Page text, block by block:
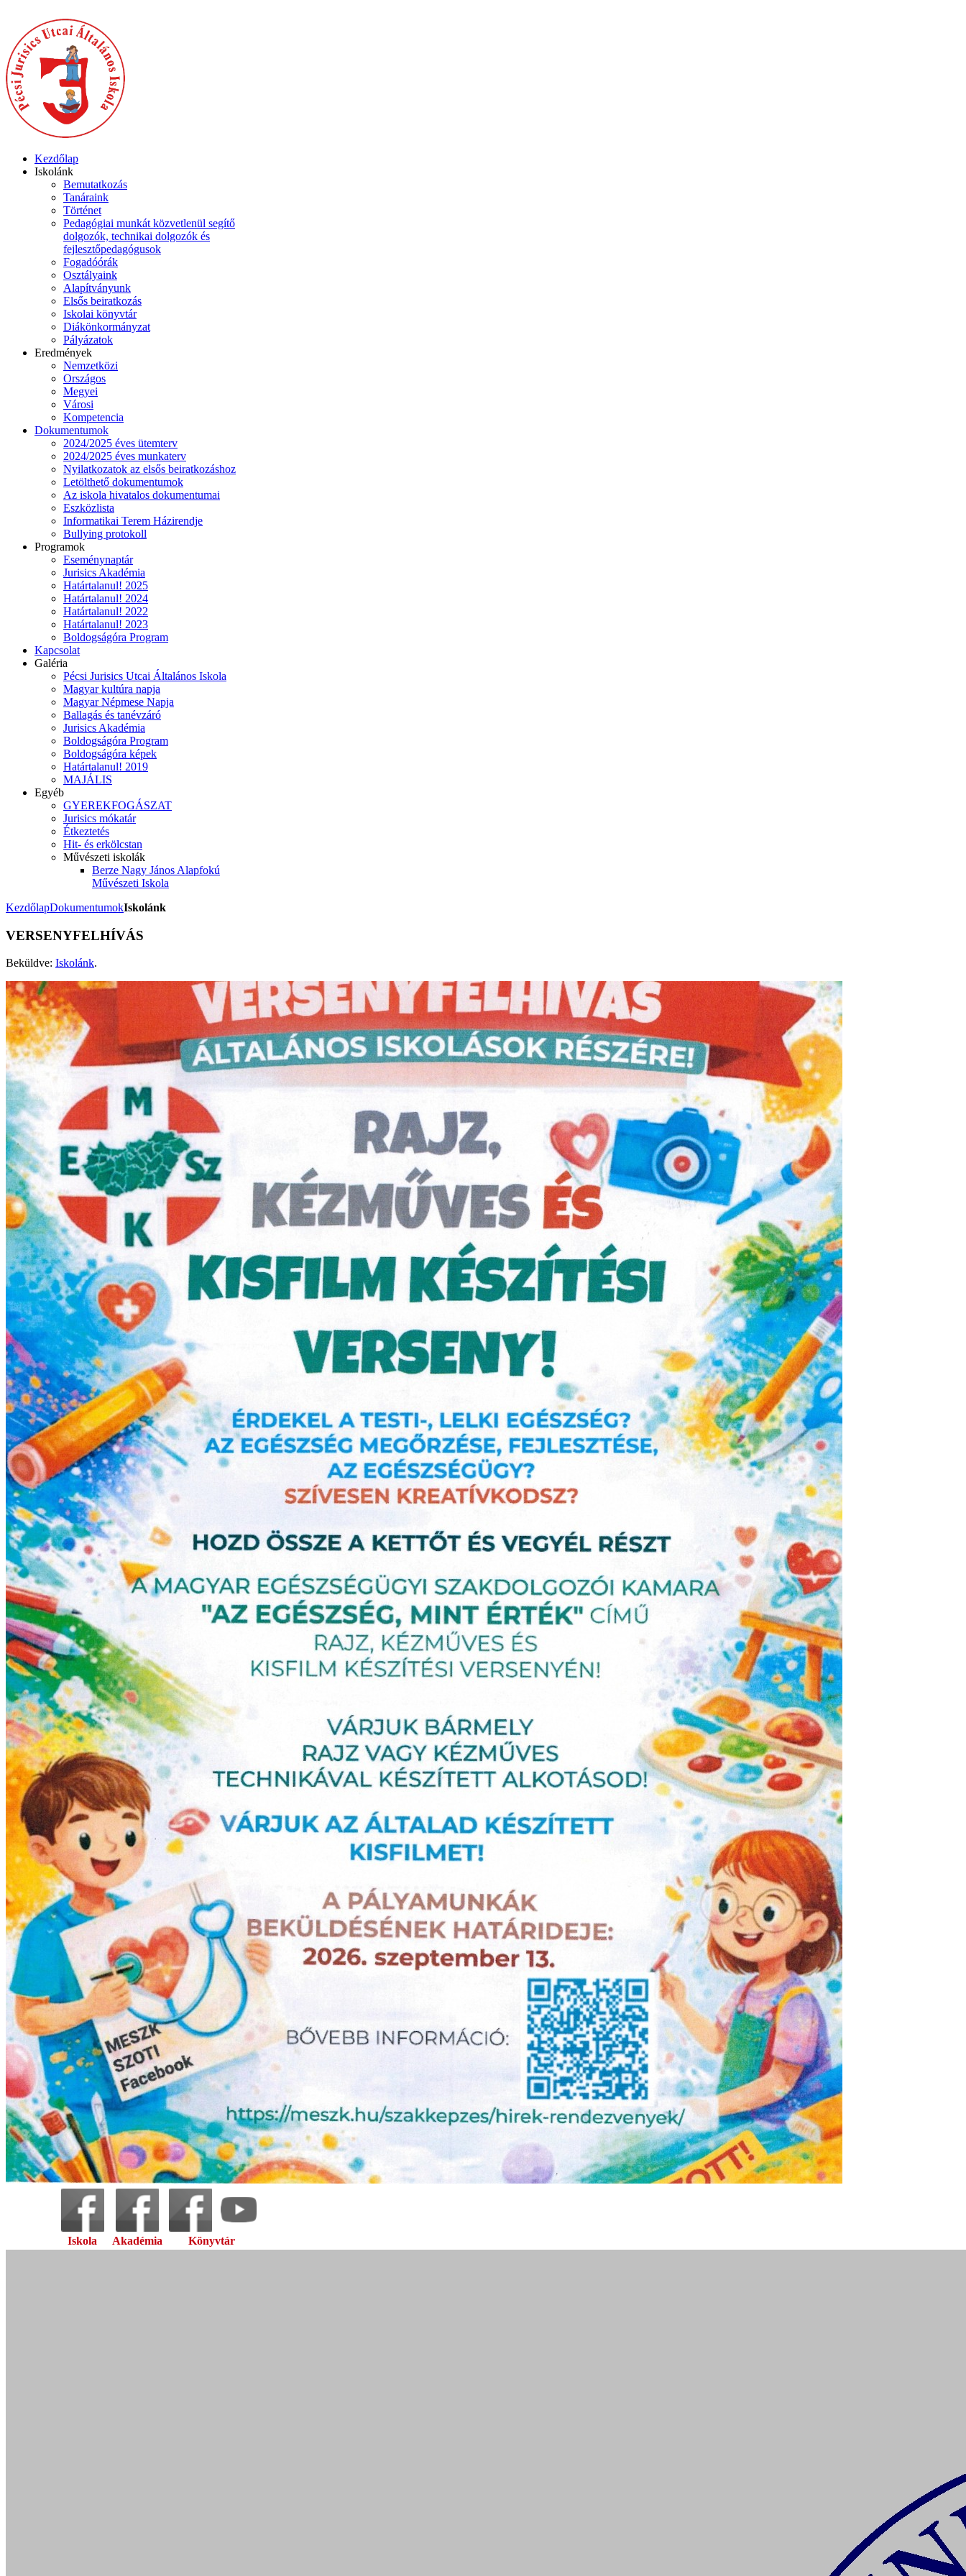
Kezdőlap
Iskolánk
Bemutatkozás
Tanáraink
Történet
Pedagógiai munkát közvetlenül segítő
dolgozók, technikai dolgozók és
fejlesztőpedagógusok
Fogadóórák
Osztályaink
Alapítványunk
Elsős beiratkozás
Iskolai könyvtár
Diákönkormányzat
Pályázatok
Eredmények
Nemzetközi
Országos
Megyei
Városi
Kompetencia
Dokumentumok
2024/2025 éves ütemterv
2024/2025 éves munkaterv
Nyilatkozatok az elsős beiratkozáshoz
Letölthető dokumentumok
Az iskola hivatalos dokumentumai
Eszközlista
Informatikai Terem Házirendje
Bullying protokoll
Programok
Eseménynaptár
Jurisics Akadémia
Határtalanul! 2025
Határtalanul! 2024
Határtalanul! 2022
Határtalanul! 2023
Boldogságóra Program
Kapcsolat
Galéria
Pécsi Jurisics Utcai Általános Iskola
Magyar kultúra napja
Magyar Népmese Napja
Ballagás és tanévzáró
Jurisics Akadémia
Boldogságóra Program
Boldogságóra képek
Határtalanul! 2019
MAJÁLIS
Egyéb
GYEREKFOGÁSZAT
Jurisics mókatár
Étkeztetés
Hit- és erkölcstan
Művészeti iskolák
Berze Nagy János Alapfokú
Művészeti Iskola
KezdőlapDokumentumokIskolánk
VERSENYFELHÍVÁS
Beküldve: Iskolánk.
Iskola Akadémia Könyvtár